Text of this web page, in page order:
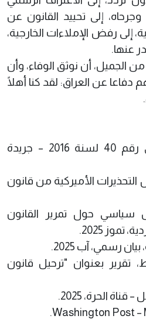
إلى تحييد القانون عن
إلى رفض الإملاءات الخارجية،
عنها.
الجميل، أن نوثق الوفاء، وأن
دفاعا عن العراق: لقد كنا أهلًا
1. قانون الحشد الشعبي رقم 40 لسنة 2016 – جريدة
التحذيرات الأميركية من قانون
سياسي حول تمرير القانون
2025.
تقرير بعنوان "ترحيل قانون